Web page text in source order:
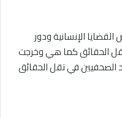
الإنسانية ودور
الحقائق كما هي وخرجت
الصحفيين في نقل الحقائق